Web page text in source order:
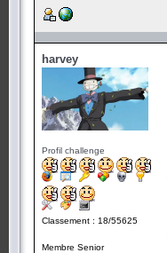
harvey
Profil challenge
Classement : 18/55625
Membre Senior